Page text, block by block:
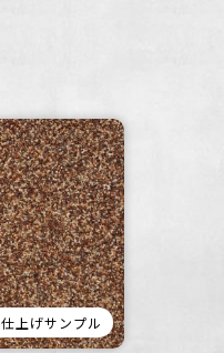
仕上げサンプル